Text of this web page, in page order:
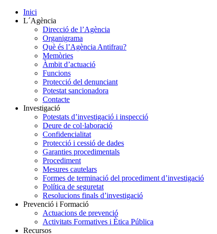
Inici
L´Agència
Direcció de l’Agència
Organigrama
Què és l’Agència Antifrau?
Memòries
Àmbit d’actuació
Funcions
Protecció del denunciant
Potestat sancionadora
Contacte
Investigació
Potestats d’investigació i inspecció
Deure de col·laboració
Confidencialitat
Protecció i cessió de dades
Garanties procedimentals
Procediment
Mesures cautelars
Formes de terminació del procediment d’investigació
Política de seguretat
Resolucions finals d’investigació
Prevenció i Formació
Actuacions de prevenció
Activitats Formatives i Ètica Pública
Recursos